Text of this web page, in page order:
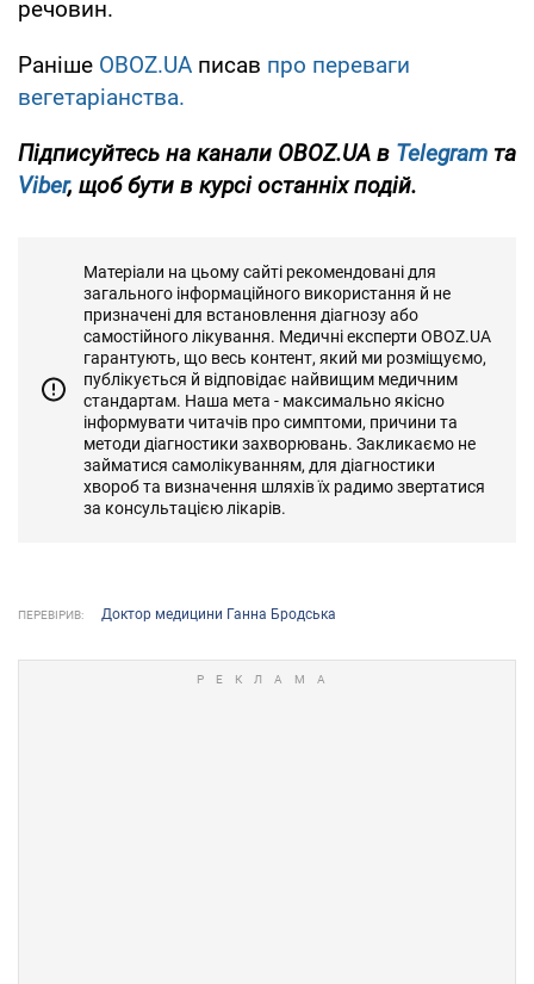
речовин.
Раніше OBOZ.UA писав про переваги
вегетаріанства.
Підписуйтесь на канали OBOZ.UA в Telegram та
Viber, щоб бути в курсі останніх подій.
Матеріали на цьому сайті рекомендовані для
загального інформаційного використання й не
призначені для встановлення діагнозу або
самостійного лікування. Медичні експерти OBOZ.UA
гарантують, що весь контент, який ми розміщуємо,
публікується й відповідає найвищим медичним
стандартам. Наша мета - максимально якісно
інформувати читачів про симптоми, причини та
методи діагностики захворювань. Закликаємо не
займатися самолікуванням, для діагностики
хвороб та визначення шляхів їх радимо звертатися
за консультацією лікарів.
ПЕРЕВІРИВ: Доктор медицини Ганна Бродська